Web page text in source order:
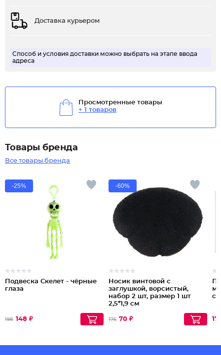
Доставка курьером
Способ и условия доставки можно выбрать на этапе ввода
адреса
Просмотренные товары
+ 1 товаров
Товары бренда
Все товары бренда
-25%
Подвеска Скелет - чёрные
глаза
198 148 ₽
-60%
Носик винтовой с
заглушкой, ворсистый,
набор 2 шт, размер 1 шт
2,5*1,9 см
176 70 ₽
см